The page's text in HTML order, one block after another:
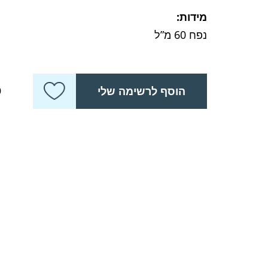
מידות:
נפח 60 מ”ל
הוסף לרשימה שלי